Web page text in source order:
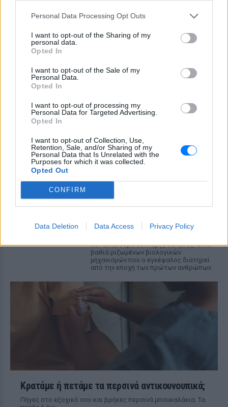
Personal Data Processing Opt Outs
I want to opt-out of the Sharing of my
personal data.
Opted In
I want to opt-out of the Sale of my
Personal Data.
Opted In
I want to opt-out of processing my
Personal Data for Targeted Advertising.
Opted In
I want to opt-out of Collection, Use,
Retention, Sale, and/or Sharing of my
Personal Data that Is Unrelated with the
Purposes for which it was collected.
Opted Out
CONFIRM
Data Deletion Data Access Privacy Policy
Γιατί γεμίζουμε σπυράκια στις
προλάβεις
μεγαλύτερα λάθη στις σχέσεις
ευφυών ανθρώπων
Γιατί ο εγκέφαλος είναι
«μάχεται» να ανακτήσει το
επιστήμη
Νέα έρευνα αποκαλύπτει ότι η
δεν είναι θέμα αδύναμης θέλησης, αλλά
βαθιά ριζωμένων βιολογικών
μηχανισμών που ο εγκέφαλος διατηρεί
από την εποχή των πρώτων ανθρώπων.
Κρατάμε ή πετάμε τα περσινά αντικουνουπικά;
Πήγες στο εξοχικό σου και βρήκες περσινά μπουκαλάκια. Τα